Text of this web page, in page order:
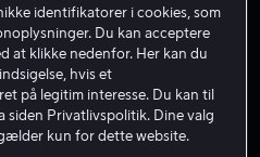
identifikatorer i cookies, som
Du kan acceptere
at klikke nedenfor. Her kan du
hvis et
på legitim interesse. Du kan til
Privatlivspolitik. Dine valg
kun for dette website.